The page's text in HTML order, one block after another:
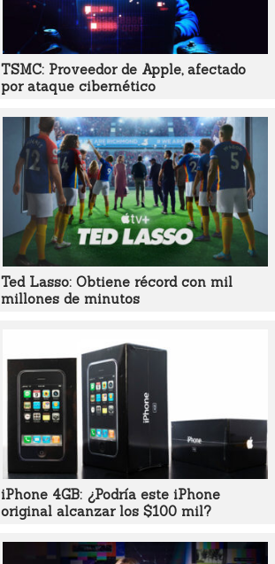
TSMC: Proveedor de Apple, afectado
por ataque cibernético
Ted Lasso: Obtiene récord con mil
millones de minutos
iPhone 4GB: ¿Podría este iPhone
original alcanzar los $100 mil?